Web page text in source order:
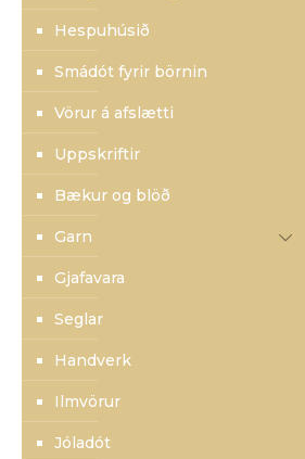
Hespuhúsið
Smádót fyrir börnin
Vörur á afslætti
Uppskriftir
Bækur og blöð
Garn
Gjafavara
Seglar
Handverk
Ilmvörur
Jóladót